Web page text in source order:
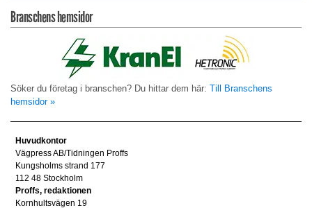
Branschens hemsidor
Söker du företag i branschen? Du hittar dem här: Till Branschens
hemsidor »
Huvudkontor
Vägpress AB/Tidningen Proffs
Kungsholms strand 177
112 48 Stockholm
Proffs, redaktionen
Kornhultsvägen 19